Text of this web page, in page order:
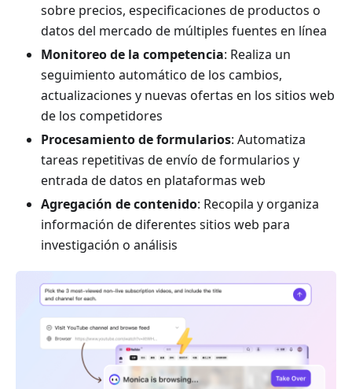
sobre precios, especificaciones de productos o
datos del mercado de múltiples fuentes en línea
Monitoreo de la competencia: Realiza un
seguimiento automático de los cambios,
actualizaciones y nuevas ofertas en los sitios web
de los competidores
Procesamiento de formularios: Automatiza
tareas repetitivas de envío de formularios y
entrada de datos en plataformas web
Agregación de contenido: Recopila y organiza
información de diferentes sitios web para
investigación o análisis